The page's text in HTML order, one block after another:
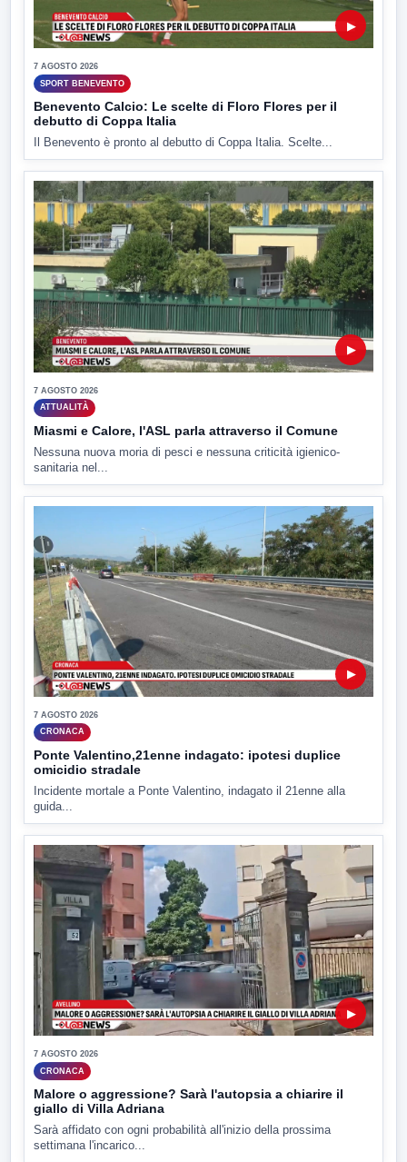
▶
7 AGOSTO 2026
SPORT BENEVENTO
Benevento Calcio: Le scelte di Floro Flores per il
debutto di Coppa Italia
Il Benevento è pronto al debutto di Coppa Italia. Scelte...
▶
7 AGOSTO 2026
ATTUALITÀ
Miasmi e Calore, l'ASL parla attraverso il Comune
Nessuna nuova moria di pesci e nessuna criticità igienico-
sanitaria nel...
▶
7 AGOSTO 2026
CRONACA
Ponte Valentino,21enne indagato: ipotesi duplice
omicidio stradale
Incidente mortale a Ponte Valentino, indagato il 21enne alla
guida...
▶
7 AGOSTO 2026
CRONACA
Malore o aggressione? Sarà l'autopsia a chiarire il
giallo di Villa Adriana
Sarà affidato con ogni probabilità all'inizio della prossima
settimana l'incarico...